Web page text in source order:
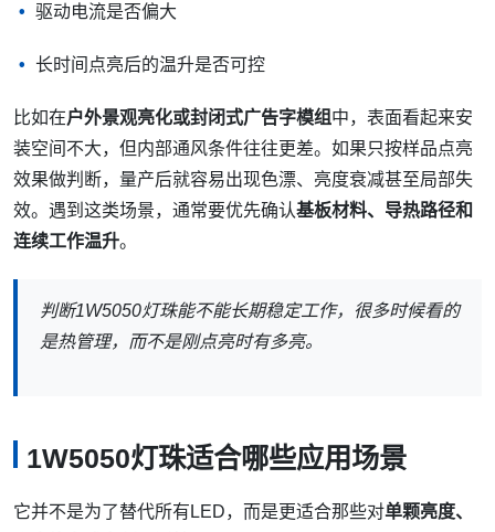
驱动电流是否偏大
长时间点亮后的温升是否可控
比如在户外景观亮化或封闭式广告字模组 中，表面看起来安
装空间不大，但内部通风条件往往更差。如果只按样品点亮
效果做判断，量产后就容易出现色漂、亮度衰减甚至局部失
效。遇到这类场景，通常要优先确认基板材料、导热路径和
连续工作温升。
判断1W5050灯珠能不能长期稳定工作，很多时候看的
是热管理，而不是刚点亮时有多亮。
1W5050灯珠适合哪些应用场景
它并不是为了替代所有LED，而是更适合那些对单颗亮度、